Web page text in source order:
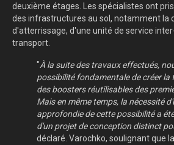
deuxième étages. Les spécialistes ont
des infrastructures au sol, notamment la
d'atterrissage, d'une unité de service
transport.
"À la suite des travaux effectués,
possibilité fondamentale de créer la
des boosters réutilisables des
Mais en même temps, la nécessité
approfondie de cette possibilité a
d'un projet de conception distinct
déclaré. Varochko, soulignant que